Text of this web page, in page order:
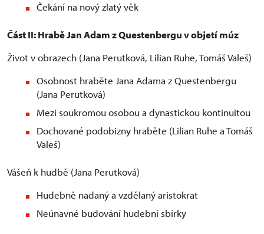
Čekání na nový zlatý věk
Část II: Hrabě Jan Adam z Questenbergu v objetí múz
Život v obrazech (Jana Perutková, Lilian Ruhe, Tomáš Valeš)
Osobnost hraběte Jana Adama z Questenbergu
(Jana Perutková)
Mezi soukromou osobou a dynastickou kontinuitou
Dochované podobizny hraběte (Lilian Ruhe a Tomáš
Valeš)
Vášeň k hudbě (Jana Perutková)
Hudebně nadaný a vzdělaný aristokrat
Neúnavné budování hudební sbírky